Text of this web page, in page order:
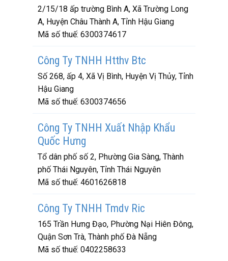
2/15/18 ấp trường Bình A, Xã Trường Long
A, Huyện Châu Thành A, Tỉnh Hậu Giang
Mã số thuế: 6300374617
Công Ty TNHH Htthv Btc
Số 268, ấp 4, Xã Vị Bình, Huyện Vị Thủy, Tỉnh
Hậu Giang
Mã số thuế: 6300374656
Công Ty TNHH Xuất Nhập Khẩu
Quốc Hưng
Tổ dân phố số 2, Phường Gia Sàng, Thành
phố Thái Nguyên, Tỉnh Thái Nguyên
Mã số thuế: 4601626818
Công Ty TNHH Tmdv Ric
165 Trần Hưng Đạo, Phường Nại Hiên Đông,
Quận Sơn Trà, Thành phố Đà Nẵng
Mã số thuế: 0402258633